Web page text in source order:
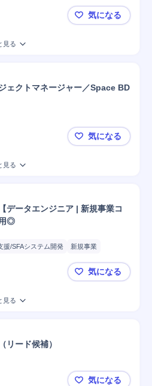
プロダクト開発
戦略提案ITコンサル
気になる
見る
ェクトマネージャー／Space BD
海外新規事
気になる
見る
データエンジニア | 新規事業コ
◎
援/SFAシステム開発
新規事業
営業支援/SFAシステム分析
商談
AWS
経営へのイ
気になる
見る
リード候補）
気になる